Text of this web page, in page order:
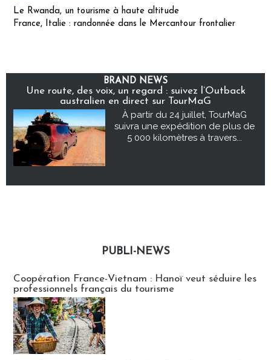
Le Rwanda, un tourisme à haute altitude
France, Italie : randonnée dans le Mercantour frontalier
BRAND NEWS
Une route, des voix, un regard : suivez l’Outback
australien en direct sur TourMaG
À partir du 24 juillet, TourMaG
suivra une expédition de plus de
5 000 kilomètres à travers...
PUBLI-NEWS
Coopération France-Vietnam : Hanoï veut séduire les
professionnels français du tourisme